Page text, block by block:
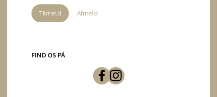
Tilmeld Afmeld
FIND OS PÅ